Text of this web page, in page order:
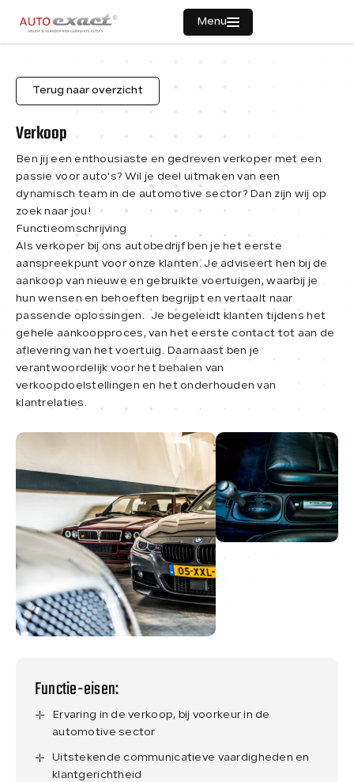
Menu
Home
Aanbod
Diensten
Vacatures
Werkplaats
Verkocht
Over ons
Contact
info@autoexact.nl
Adres
Oostrikkerstraat 12A
5595 AE Leende
Openingstijden
ma t/m za: 12:00 - 17:00
Terug naar overzicht
Verkoop
Ben jij een enthousiaste en gedreven verkoper met een
passie voor auto's? Wil je deel uitmaken van een
dynamisch team in de automotive sector? Dan zijn wij op
zoek naar jou!
Functieomschrijving
Als verkoper bij ons autobedrijf ben je het eerste
aanspreekpunt voor onze klanten. Je adviseert hen bij de
aankoop van nieuwe en gebruikte voertuigen, waarbij je
hun wensen en behoeften begrijpt en vertaalt naar
passende oplossingen. Je begeleidt klanten tijdens het
gehele aankoopproces, van het eerste contact tot aan de
aflevering van het voertuig. Daarnaast ben je
verantwoordelijk voor het behalen van
verkoopdoelstellingen en het onderhouden van
klantrelaties.
Functie-eisen:
Ervaring in de verkoop, bij voorkeur in de
automotive sector
Uitstekende communicatieve vaardigheden en
klantgerichtheid